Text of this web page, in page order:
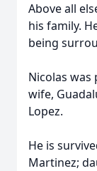
Above all
his family.
being
Nicolas was
wife,
Lopez.
He is
Martinez;